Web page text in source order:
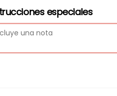
Disponible programando
especiales